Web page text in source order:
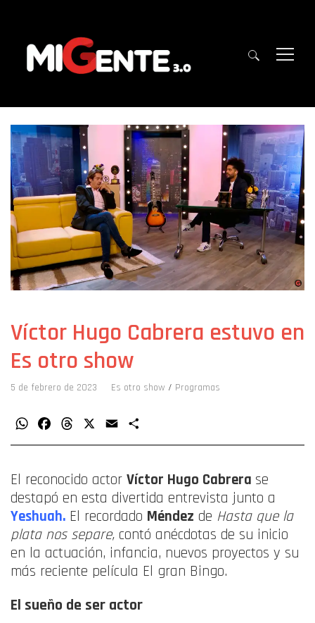
Víctor Hugo Cabrera estuvo en
Es otro show
5 de febrero de 2023 Es otro show / Programas
WhatsAppFacebookThreads Email
El reconocido actor Víctor Hugo Cabrera se
destapó en esta divertida entrevista junto a
Yeshuah. El recordado Méndez de Hasta que la
plata nos separe, contó anécdotas de su inicio
en la actuación, infancia, nuevos proyectos y su
más reciente película El gran Bingo.
El sueño de ser actor